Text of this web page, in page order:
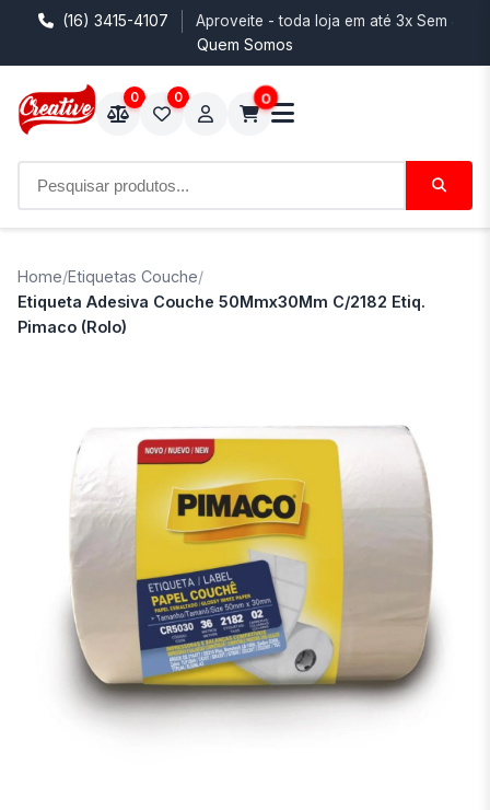
(16) 3415-4107 Aproveite - toda loja em até 3x Sem
Quem Somos
0 0 0
Home/Etiquetas Couche/
Etiqueta Adesiva Couche 50Mmx30Mm C/2182 Etiq.
Pimaco (Rolo)